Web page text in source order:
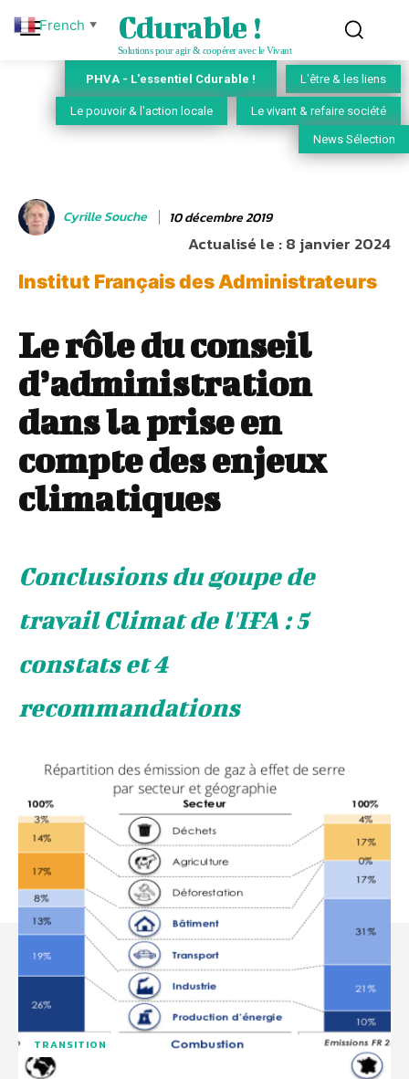
Cdurable !
Solutions pour agir & coopérer avec le Vivant
PHVA - L'essentiel Cdurable ! L'être & les liens
Le pouvoir & l'action locale Le vivant & refaire société
News Sélection
Cyrille Souche 10 décembre 2019
Actualisé le :8 janvier 2024
Institut Français des Administrateurs
Le rôle du conseil
d’administration
dans la prise en
compte des enjeux
climatiques
Conclusions du goupe de
travail Climat de l'IFA : 5
constats et 4
recommandations
TRANSITION
French ▼